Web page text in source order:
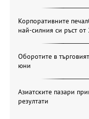
Корпоративните
най-силния си ръст от
Оборотите в
юни
Азиатските пазари
резултати